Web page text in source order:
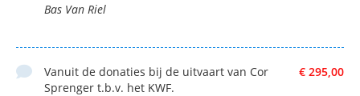
Bas Van Riel
€ 295,00
Vanuit de donaties bij de uitvaart van Cor
Sprenger t.b.v. het KWF.